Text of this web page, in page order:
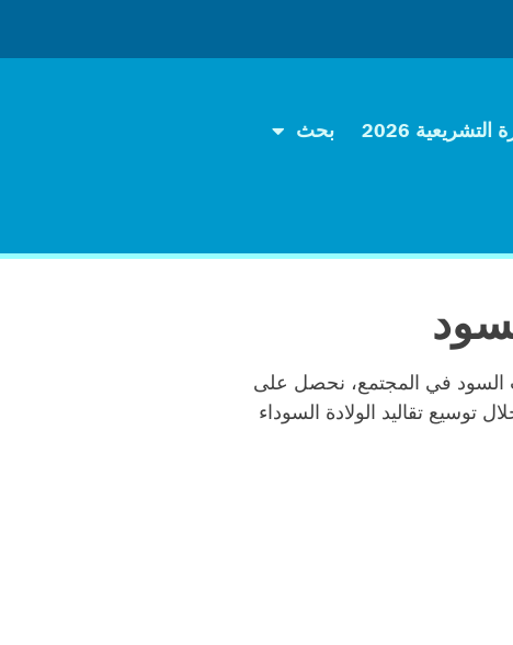
التشريعية 2026
بحث
السود في المجتمع، نحصل على
توسيع تقاليد الولادة السوداء